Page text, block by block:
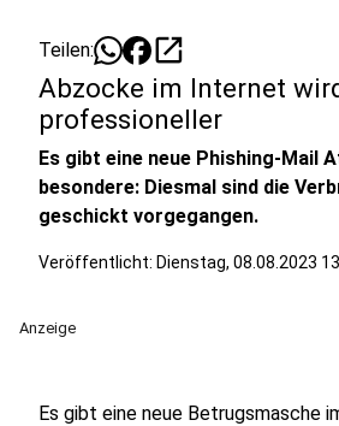
Teilen: open_in_new
Abzocke im Internet
professioneller
Es gibt eine neue Phishing-Mail
besondere: Diesmal sind die
geschickt vorgegangen.
Veröffentlicht: Dienstag, 08.08.2023
Anzeige
Es gibt eine neue Betrugsmasche